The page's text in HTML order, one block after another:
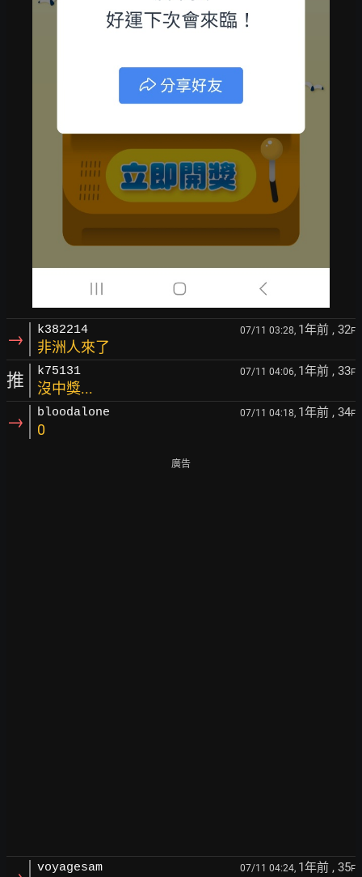
→ k382214 07/11 03:28, 1年前 , 32F
非洲人來了
推 k75131 07/11 04:06, 1年前 , 33F
沒中獎...
→ bloodalone 07/11 04:18, 1年前 , 34F
0
廣告
voyagesam 07/11 04:24, 1年前 , 35F